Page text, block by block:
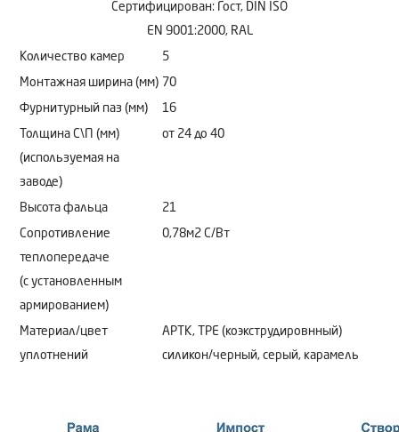
Сертифицирован: Гост, DIN ISO
EN 9001:2000, RAL
Количество камер 5
Монтажная ширина (мм) 70
Фурнитурный паз (мм) 16
Толщина С\П (мм)
(используемая на
заводе)
от 24 до 40
Высота фальца 21
Сопротивление
теплопередаче
(с установленным
армированием)
0,78м2 C/Bт
Материал/цвет
уплотнений
АРТК, ТРЕ (коэкструдировнный)
силикон/черный, серый, карамель